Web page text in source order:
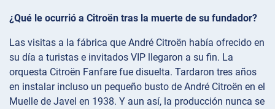
¿Qué le ocurrió a Citroën tras la muerte de su fundador?
Las visitas a la fábrica que André Citroën había ofrecido en
su día a turistas e invitados VIP llegaron a su fin. La
orquesta Citroën Fanfare fue disuelta. Tardaron tres años
en instalar incluso un pequeño busto de André Citroën en el
Muelle de Javel en 1938. Y aun así, la producción nunca se